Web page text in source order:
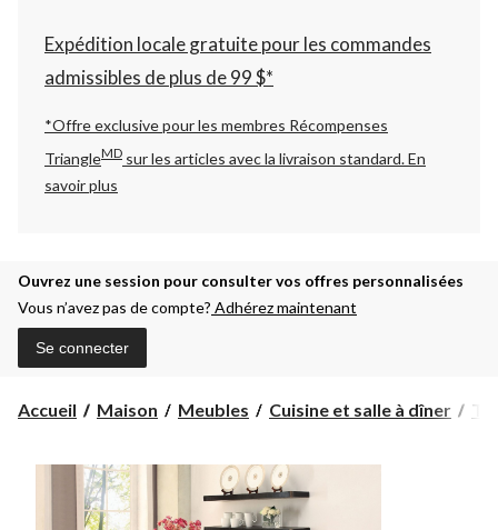
Expédition locale gratuite pour les commandes
admissibles de plus de 99 $*
*Offre exclusive pour les membres Récompenses
TriangleMD sur les articles avec la livraison standard.En
savoir plus
Ouvrez une session pour consulter vos offres personnalisées
Vous n’avez pas de compte? Adhérez maintenant
Se connecter
Accueil Maison Meubles Cuisine et salle à dîner